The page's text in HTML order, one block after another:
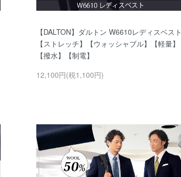
【DALTON】ダルトン W6610レディスベスト
【ストレッチ】【ウォッシャブル】【軽量】
【撥水】【制電】
12,100円(税1,100円)